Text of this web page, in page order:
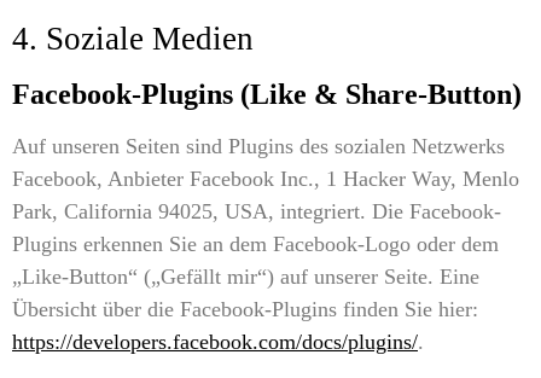
4. Soziale Medien
Facebook-Plugins (Like & Share-Button)
Auf unseren Seiten sind Plugins des sozialen Netzwerks
Facebook, Anbieter Facebook Inc., 1 Hacker Way, Menlo
Park, California 94025, USA, integriert. Die Facebook-
Plugins erkennen Sie an dem Facebook-Logo oder dem
„Like-Button“ („Gefällt mir“) auf unserer Seite. Eine
Übersicht über die Facebook-Plugins finden Sie hier:
https://developers.facebook.com/docs/plugins/.